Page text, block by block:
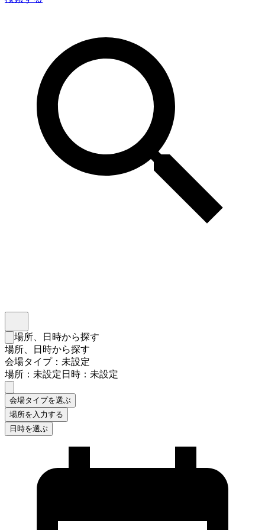
検索フォームを閉じる
場所、日時から探す
場所、日時から探す
会場タイプ：未設定
場所：未設定日時：未設定
会場タイプを選ぶ
場所を入力する
日時を選ぶ